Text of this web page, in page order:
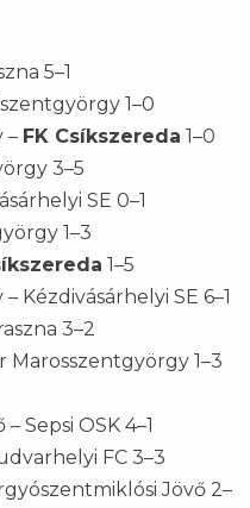
5–1
1–0
– FK Csíkszereda 1–0
3–5
SE 0–1
1–3
1–5
Kézdivásárhelyi SE 6–1
3–2
1–3
Sepsi OSK 4–1
FC 3–3
Jövő 2–